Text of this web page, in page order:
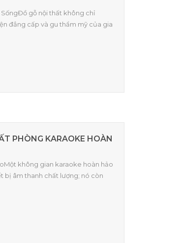
SốngĐồ gỗ nội thất không chỉ
đẳng cấp và gu thẩm mỹ của gia
PHÒNG KARAOKE HOÀN
không gian karaoke hoàn hảo
bị âm thanh chất lượng; nó còn